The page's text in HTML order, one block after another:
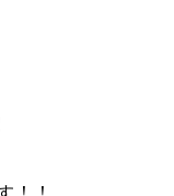
！！